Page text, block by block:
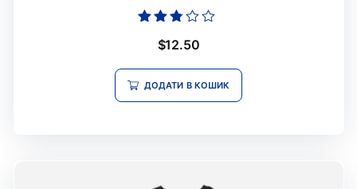
в
з 5
$12.50
ДОДАТИ В КОШИК